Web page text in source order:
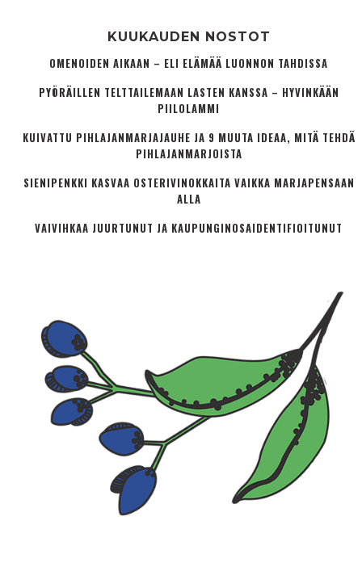
KUUKAUDEN NOSTOT
OMENOIDEN AIKAAN – ELI ELÄMÄÄ LUONNON TAHDISSA
PYÖRÄILLEN TELTTAILEMAAN LASTEN KANSSA – HYVINKÄÄN
PIILOLAMMI
KUIVATTU PIHLAJANMARJAJAUHE JA 9 MUUTA IDEAA, MITÄ TEHDÄ
PIHLAJANMARJOISTA
SIENIPENKKI KASVAA OSTERIVINOKKAITA VAIKKA MARJAPENSAAN
ALLA
VAIVIHKAA JUURTUNUT JA KAUPUNGINOSA­IDENTIFIOITUNUT